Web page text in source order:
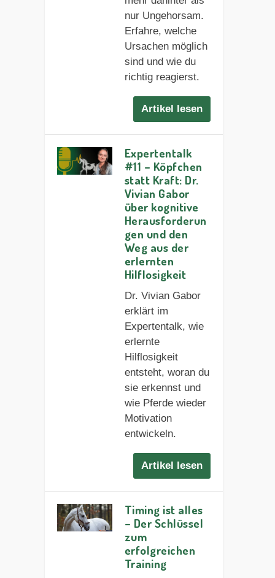
nur Ungehorsam.
Erfahre, welche
Ursachen möglich
sind und wie du
richtig reagierst.
Artikel lesen
Expertentalk
#11 – Köpfchen
statt Kraft: Dr.
Vivian Gabor
über kognitive
Herausforderun
gen und den
Weg aus der
erlernten
Hilflosigkeit
Dr. Vivian Gabor
erklärt im
Expertentalk, wie
erlernte
Hilflosigkeit
entsteht, woran du
sie erkennst und
wie Pferde wieder
Motivation
entwickeln.
Artikel lesen
Timing ist alles
– Der Schlüssel
zum
erfolgreichen
Training